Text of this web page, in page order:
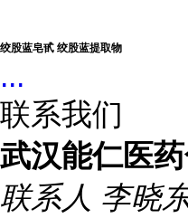
绞股蓝皂甙 绞股蓝提取物
...
联系我们
武汉能仁医
联系人 李晓